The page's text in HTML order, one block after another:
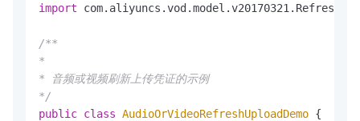
import
/**
*
* 音频或视频刷新上传凭证的示例
*/
public class AudioOrVideoRefreshUploadDemo {